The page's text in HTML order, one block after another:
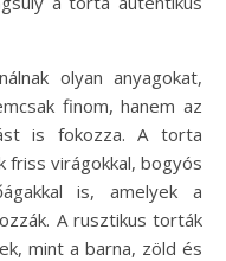
olyan anyagokat,
finom, hanem az
is fokozza. A torta
friss virágokkal, bogyós
is, amelyek a
A rusztikus torták
mint a barna, zöld és